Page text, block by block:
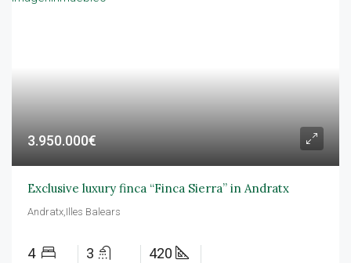
3.950.000€
Exclusive luxury finca “Finca Sierra” in Andratx
Andratx,Illes Balears
4 3 420